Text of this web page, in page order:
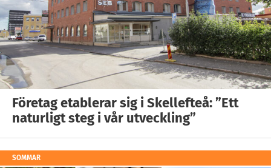
Företag etablerar sig i Skellefteå: ”Ett
naturligt steg i vår utveckling”
SOMMAR